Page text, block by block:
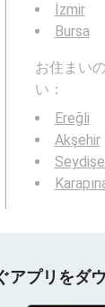
İzmir
Bursa
お住まい
い：
Ereğli
Akşehir
プリをダ